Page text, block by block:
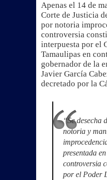
Apenas el 14 de
Corte de Justicia
por notoria
controversia
interpuesta por el
Tamaulipas en
gobernador de la
Javier García
decretado por la
“Se desecha
notoria y
presentada
controversia
por el Poder